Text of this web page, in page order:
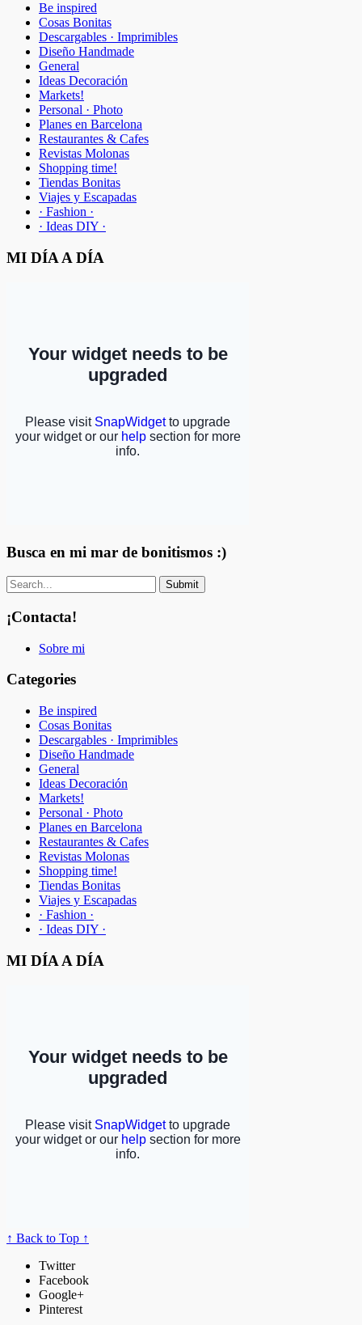
Be inspired
Cosas Bonitas
Descargables · Imprimibles
Diseño Handmade
General
Ideas Decoración
Markets!
Personal · Photo
Planes en Barcelona
Restaurantes & Cafes
Revistas Molonas
Shopping time!
Tiendas Bonitas
Viajes y Escapadas
· Fashion ·
· Ideas DIY ·
MI DÍA A DÍA
Busca en mi mar de bonitismos :)
¡Contacta!
Sobre mi
Categories
Be inspired
Cosas Bonitas
Descargables · Imprimibles
Diseño Handmade
General
Ideas Decoración
Markets!
Personal · Photo
Planes en Barcelona
Restaurantes & Cafes
Revistas Molonas
Shopping time!
Tiendas Bonitas
Viajes y Escapadas
· Fashion ·
· Ideas DIY ·
MI DÍA A DÍA
↑ Back to Top ↑
Twitter
Facebook
Google+
Pinterest